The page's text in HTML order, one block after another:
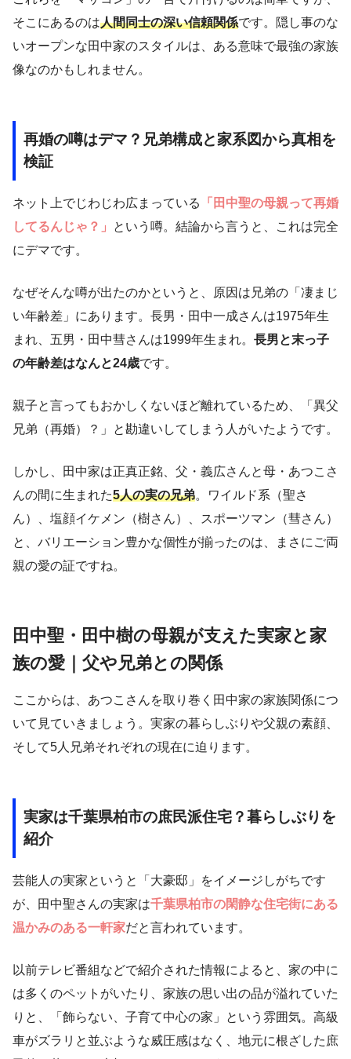
そこにあるのは人間同士の深い信頼関係です。隠し事のな
いオープンな田中家のスタイルは、ある意味で最強の家族
像なのかもしれません。
再婚の噂はデマ？兄弟構成と家系図から真相を
検証
ネット上でじわじわ広まっている
「田中聖の母親って再婚
してるんじゃ？」
という噂。結論から言うと、これは完全
にデマです。
なぜそんな噂が出たのかというと、原因は兄弟の「凄まじ
い年齢差」にあります。長男・田中一成さんは1975年生
まれ、五男・田中彗さんは1999年生まれ。 長男と末っ子
の年齢差はなんと24歳です。
親子と言ってもおかしくないほど離れているため、「異父
兄弟（再婚）？」と勘違いしてしまう人がいたようです。
しかし、田中家は正真正銘、父・義広さんと母・あつこさ
んの間に生まれた5人の実の兄弟。ワイルド系（聖さ
ん）、塩顔イケメン（樹さん）、スポーツマン（彗さん）
と、バリエーション豊かな個性が揃ったのは、まさにご両
親の愛の証ですね。
田中聖・田中樹の母親が支えた実家と家
族の愛｜父や兄弟との関係
ここからは、あつこさんを取り巻く田中家の家族関係につ
いて見ていきましょう。実家の暮らしぶりや父親の素顔、
そして5人兄弟それぞれの現在に迫ります。
実家は千葉県柏市の庶民派住宅？暮らしぶりを
紹介
芸能人の実家というと「大豪邸」をイメージしがちです
が、田中聖さんの実家は千葉県柏市の閑静な住宅街にある
温かみのある一軒家だと言われています。
以前テレビ番組などで紹介された情報によると、家の中に
は多くのペットがいたり、家族の思い出の品が溢れていた
りと、「飾らない、子育て中心の家」という雰囲気。高級
車がズラリと並ぶような威圧感はなく、地元に根ざした庶